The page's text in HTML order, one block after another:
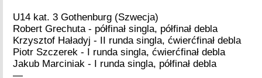
U14 kat. 3 Gothenburg (Szwecja)
Robert Grechuta - półfinał singla, półfinał debla
Krzysztof Haładyj - II runda singla, ćwierćfinał debla
Piotr Szczerek - I runda singla, ćwierćfinał debla
Jakub Marciniak - I runda singla, półfinał debla
—